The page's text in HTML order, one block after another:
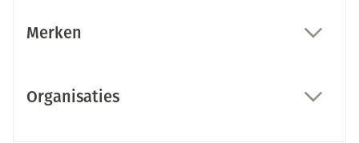
Merken
Organisaties